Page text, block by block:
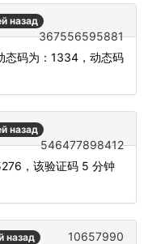
назад
367556595881
态码为：1334，动态码
назад
546477898412
，该验证码 5 分钟
назад 10657990